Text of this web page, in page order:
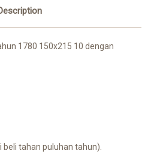
1780 150x215 10 dengan
tahan puluhan tahun).